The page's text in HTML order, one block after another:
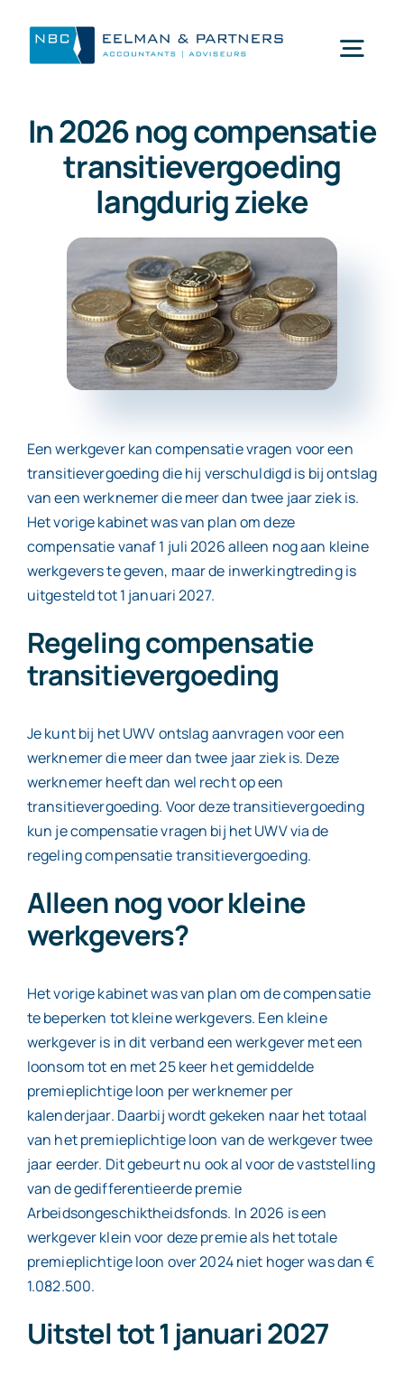
inhoud
Wat doen wij
Wie zijn wij
Mijn NBC Eelman & Partners
Nieuws
Werken bij
Contact
In 2026 nog compensatie
transitievergoeding
langdurig zieke
Een werkgever kan compensatie vragen voor een
transitievergoeding die hij verschuldigd is bij ontslag
van een werknemer die meer dan twee jaar ziek is.
Het vorige kabinet was van plan om deze
compensatie vanaf 1 juli 2026 alleen nog aan kleine
werkgevers te geven, maar de inwerkingtreding is
uitgesteld tot 1 januari 2027.
Regeling compensatie
transitievergoeding
Je kunt bij het UWV ontslag aanvragen voor een
werknemer die meer dan twee jaar ziek is. Deze
werknemer heeft dan wel recht op een
transitievergoeding. Voor deze transitievergoeding
kun je compensatie vragen bij het UWV via de
regeling compensatie transitievergoeding.
Alleen nog voor kleine
werkgevers?
Het vorige kabinet was van plan om de compensatie
te beperken tot kleine werkgevers. Een kleine
werkgever is in dit verband een werkgever met een
loonsom tot en met 25 keer het gemiddelde
premieplichtige loon per werknemer per
kalenderjaar. Daarbij wordt gekeken naar het totaal
van het premieplichtige loon van de werkgever twee
jaar eerder. Dit gebeurt nu ook al voor de vaststelling
van de gedifferentieerde premie
Arbeidsongeschiktheidsfonds. In 2026 is een
werkgever klein voor deze premie als het totale
premieplichtige loon over 2024 niet hoger was dan €
1.082.500.
Uitstel tot 1 januari 2027